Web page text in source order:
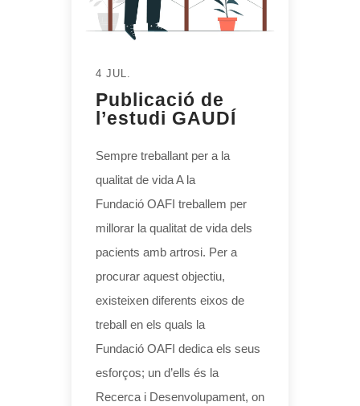
4 JUL.
Publicació de
l’estudi GAUDÍ
Sempre treballant per a la
qualitat de vida A la
Fundació OAFI treballem per
millorar la qualitat de vida dels
pacients amb artrosi. Per a
procurar aquest objectiu,
existeixen diferents eixos de
treball en els quals la
Fundació OAFI dedica els seus
esforços; un d’ells és la
Recerca i Desenvolupament, on